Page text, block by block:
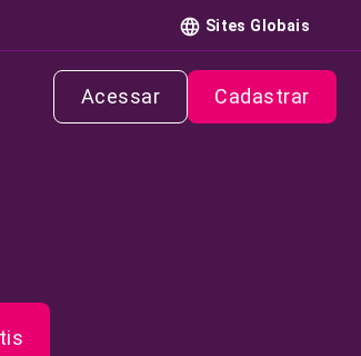
Sites Globais
Acessar Cadastrar